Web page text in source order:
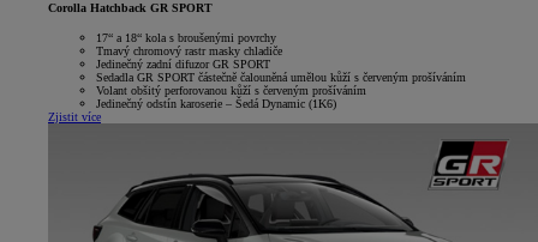
Corolla Hatchback GR SPORT
17“ a 18“ kola s broušenými povrchy
Tmavý chromový rastr masky chladiče
Jedinečný zadní difuzor GR SPORT
Sedadla GR SPORT částečně čalouněná umělou kůží s červeným prošíváním
Volant obšitý perforovanou kůží s červeným prošíváním
Jedinečný odstín karoserie – Šedá Dynamic (1K6)
Zjistit více